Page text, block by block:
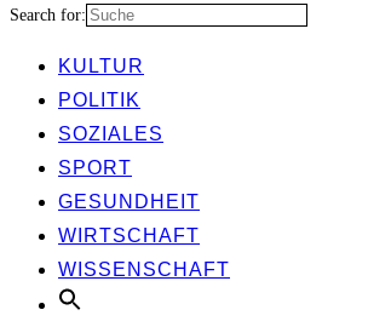
Search for:
KUL­TUR
POLI­TIK
SOZIA­LES
SPORT
GESUND­HEIT
WIRT­SCHAFT
WIS­SEN­SCHAFT